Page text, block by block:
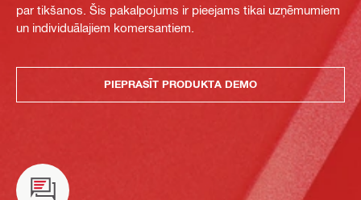
par tikšanos. Šis pakalpojums ir pieejams tikai uzņēmumiem
un individuālajiem komersantiem.
PIEPRASĪT PRODUKTA DEMO